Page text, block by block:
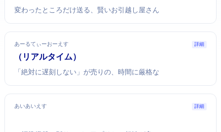
変わったところだけ送る、賢いお引越し屋さん
あーるてぃーおーえす 詳細
RTOS（リアルタイムOS）
「絶対に遅刻しない」が売りの、時間に厳格なOS
あいあいえす 詳細